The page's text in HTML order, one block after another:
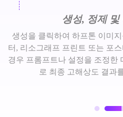
생성, 정제 및
생성을 클릭하여 하프톤 이미
터, 리소그래프 프린트 또는 포
경우 프롬프트나 설정을 조정한
로 최종 고해상도 결과